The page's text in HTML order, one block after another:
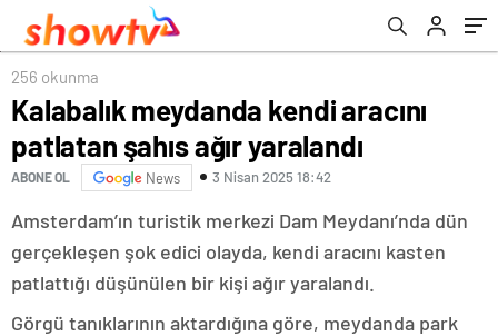
256 okunma
Kalabalık meydanda kendi aracını
patlatan şahıs ağır yaralandı
ABONE OL News 3 Nisan 2025 18:42
Amsterdam’ın turistik merkezi Dam Meydanı’nda dün
gerçekleşen şok edici olayda, kendi aracını kasten
patlattığı düşünülen bir kişi ağır yaralandı.
Görgü tanıklarının aktardığına göre, meydanda park